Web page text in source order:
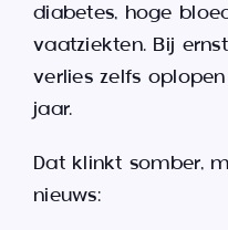
diabetes, hoge
vaatziekten. Bij
verlies zelfs
jaar.
Dat klinkt somber,
nieuws: